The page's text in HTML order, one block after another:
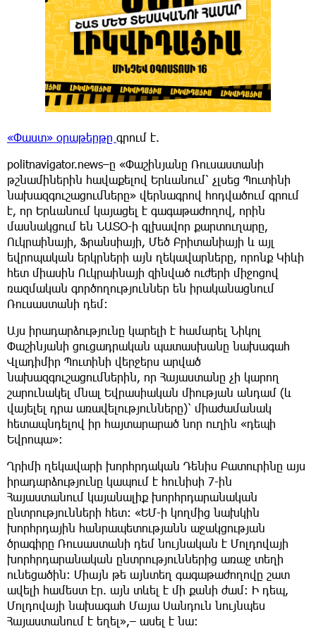
«Փաստ» օրաթերթը գրում է.
politnavigator.news–ը «Փաշինյանը Ռուսաստանի
թշնամիներին հավաքելով Երևանում՝ չլսեց Պուտինի
նախազգուշացումները» վերնագրով հոդվածում գրում
է, որ Երևանում կայացել է գագաթաժողով, որին
մասնակցում են ՆԱՏՕ-ի գլխավոր քարտուղարը,
Ուկրաինայի, Ֆրանսիայի, Մեծ Բրիտանիայի և այլ
եվրոպական երկրների այն ղեկավարները, որոնք Կիևի
հետ միասին Ուկրաինայի զինված ուժերի միջոցով
ռազմական գործողություններ են իրականացնում
Ռուսաստանի դեմ։
Այս իրադարձությունը կարելի է համարել Նիկոլ
Փաշինյանի ցուցադրական պատասխանը նախագահ
Վլադիմիր Պուտինի վերջերս արված
նախազգուշացումներին, որ Հայաստանը չի կարող
շարունակել մնալ Եվրասիական միության անդամ (և
վայելել դրա առավելությունները)՝ միաժամանակ
հետապնդելով իր հայտարարած նոր ուղին «դեպի
Եվրոպա»։
Ղրիմի ղեկավարի խորհրդական Դենիս Բատուրինը այս
իրադարձությունը կապում է հունիսի 7-ին
Հայաստանում կայանալիք խորհրդարանական
ընտրությունների հետ։ «ԵՄ-ի կողմից նախկին
խորհրդային հանրապետությանն աջակցության
ծրագիրը Ռուսաստանի դեմ նույնական է Մոլդովայի
խորհրդարանական ընտրություններից առաջ տեղի
ունեցածին։ Միայն թե այնտեղ գագաթաժողովը շատ
ավելի համեստ էր. այն տևել է մի քանի ժամ։ Ի դեպ,
Մոլդովայի նախագահ Մայա Սանդուն նույնպես
Հայաստանում է եղել»,– ասել է նա։